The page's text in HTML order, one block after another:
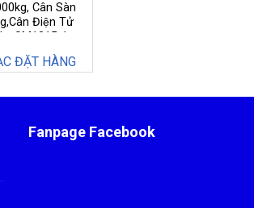
Cân Sàn
Điện Tử
1
ĐẶT HÀNG
Fanpage Facebook